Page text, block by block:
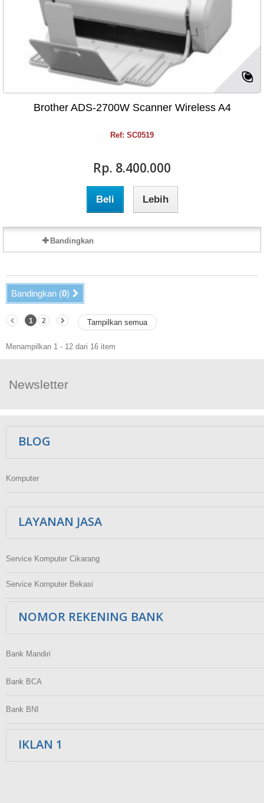
Brother ADS-2700W Scanner Wireless A4
Ref: SC0519
Rp‎. 8.400.000
Beli Lebih
Bandingkan
Bandingkan (0)
Tampilkan semua
1 2
Menampilkan 1 - 12 dari 16 item
Newsletter
BLOG
Komputer
LAYANAN JASA
Service Komputer Cikarang
Service Komputer Bekasi
NOMOR REKENING BANK
Bank Mandiri
Bank BCA
Bank BNI
IKLAN 1